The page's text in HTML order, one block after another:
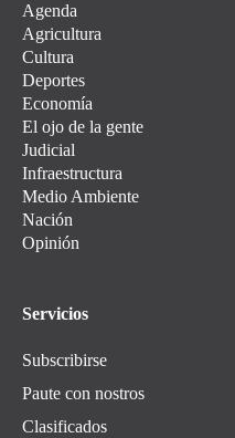
Agenda
Agricultura
Cultura
Deportes
Economía
El ojo de la gente
Judicial
Infraestructura
Medio Ambiente
Nación
Opinión
Servicios
Subscribirse
Paute con nostros
Clasificados